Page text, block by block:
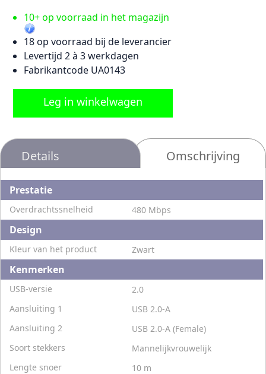
10+ op voorraad in het magazijn
18 op voorraad bij de leverancier
Levertijd 2 à 3 werkdagen
Fabrikantcode UA0143
Leg in winkelwagen
Details Omschrijving
Prestatie
Overdrachtssnelheid 480 Mbps
Design
Kleur van het product Zwart
Kenmerken
USB-versie
2.0
Aansluiting 1
USB 2.0-A
Aansluiting 2
USB 2.0-A (Female)
Soort stekkers
Mannelijkvrouwelijk
Lengte snoer
10 m